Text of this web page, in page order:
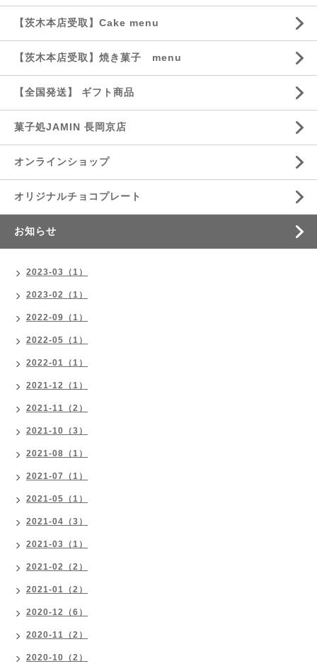
【茨木本店受取】Cake menu
【茨木本店受取】焼き菓子 menu
【全国発送】 ギフト商品
菓子処JAMIN 長岡京店
オンラインショップ
オリジナルチョコプレート
お知らせ
2023-03（1）
2023-02（1）
2022-09（1）
2022-05（1）
2022-01（1）
2021-12（1）
2021-11（2）
2021-10（3）
2021-08（1）
2021-07（1）
2021-05（1）
2021-04（3）
2021-03（1）
2021-02（2）
2021-01（2）
2020-12（6）
2020-11（2）
2020-10（2）